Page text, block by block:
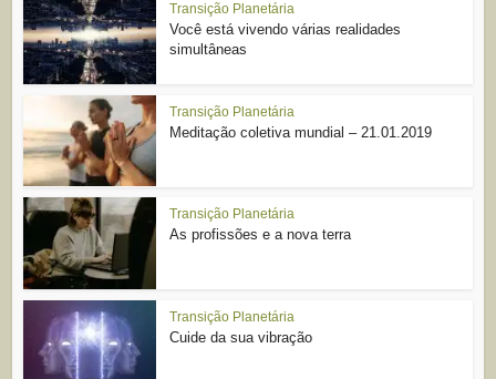
Transição Planetária
Você está vivendo várias realidades
simultâneas
Transição Planetária
Meditação coletiva mundial – 21.01.2019
Transição Planetária
As profissões e a nova terra
Transição Planetária
Cuide da sua vibração